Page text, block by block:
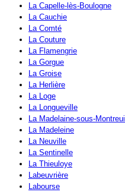
La Capelle-lès-Boulogne
La Cauchie
La Comté
La Couture
La Flamengrie
La Gorgue
La Groise
La Herlière
La Loge
La Longueville
La Madelaine-sous-Montreuil
La Madeleine
La Neuville
La Sentinelle
La Thieuloye
Labeuvrière
Labourse